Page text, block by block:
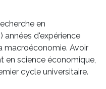
en
années d'expérience
macroéconomie. Avoir
en science économique,
cycle universitaire.